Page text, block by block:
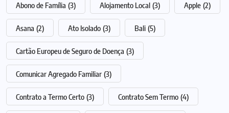
Abono de Família (3) Alojamento Local (3) Apple (2)
Asana (2) Ato Isolado (3) Bali (5)
Cartão Europeu de Seguro de Doença (3)
Comunicar Agregado Familiar (3)
Contrato a Termo Certo (3) Contrato Sem Termo (4)